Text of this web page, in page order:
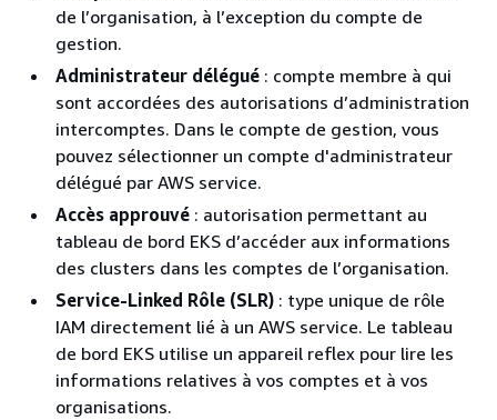
de l’organisation, à l’exception du compte de
gestion.
Administrateur délégué : compte membre à qui
sont accordées des autorisations d’administration
intercomptes. Dans le compte de gestion, vous
pouvez sélectionner un compte d'administrateur
délégué par AWS service.
Accès approuvé : autorisation permettant au
tableau de bord EKS d’accéder aux informations
des clusters dans les comptes de l’organisation.
Service-Linked Rôle (SLR) : type unique de rôle
IAM directement lié à un AWS service. Le tableau
de bord EKS utilise un appareil reflex pour lire les
informations relatives à vos comptes et à vos
organisations.